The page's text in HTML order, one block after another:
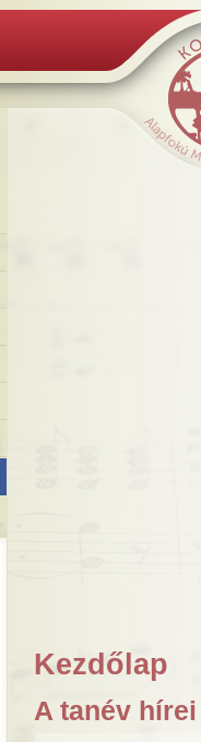
Kezdőlap
A tanév hírei